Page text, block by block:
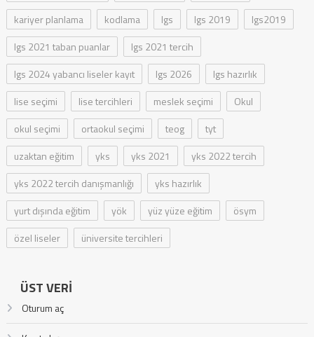
kariyer planlama
kodlama lgs lgs 2019
lgs2019
lgs 2021 taban puanlar
lgs 2021 tercih
lgs 2024 yabancı liseler kayıt
lgs 2026
lgs hazırlık
lise seçimi
lise tercihleri meslek seçimi
Okul
okul seçimi
ortaokul seçimi teog
tyt
uzaktan eğitim
yks yks 2021
yks 2022 tercih
yks 2022 tercih danışmanlığı
yks hazırlık
yurt dışında eğitim
yök yüz yüze eğitim
ösym
özel liseler
üniversite tercihleri
ÜST VERI
Oturum aç